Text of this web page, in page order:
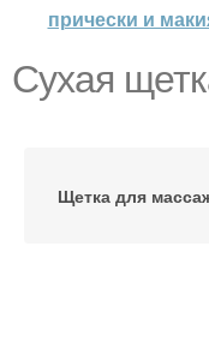
прически и
Сухая
Щетка для